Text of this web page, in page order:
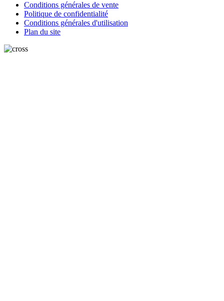
Conditions générales de vente
Politique de confidentialité
Conditions générales d'utilisation
Plan du site